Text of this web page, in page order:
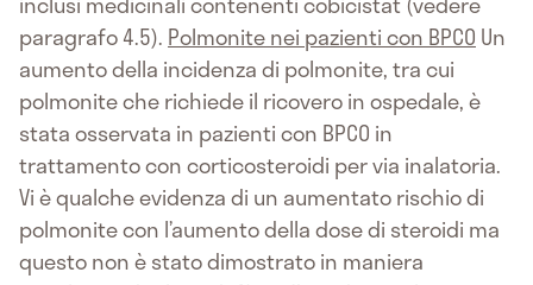
paragrafo 4.5). Polmonite nei pazienti con BPCO Un
aumento della incidenza di polmonite, tra cui
polmonite che richiede il ricovero in ospedale, è
stata osservata in pazienti con BPCO in
trattamento con corticosteroidi per via inalatoria.
Vi è qualche evidenza di un aumentato rischio di
polmonite con l’aumento della dose di steroidi ma
questo non è stato dimostrato in maniera